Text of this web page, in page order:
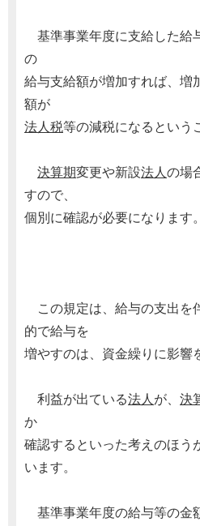
基準事業年度に支給した給
の
給与支給額が増加すれば、増
額が
法人税等の減税になるという
決算期変更や新設法人の場
すので、
個別に確認が必要になります。
この規定は、給与の支出を
的で給与を
増やすのは、資金繰りに影響
利益が出ている法人が、 決
か
確認するといった考えのほう
います。
基準事業年度の給与等の金